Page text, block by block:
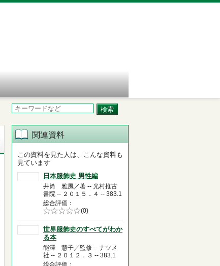
関連資料
この資料を見た人は、こんな資料も
見ています
日本服飾史 男性編
井筒 雅風／著 -- 光村推古
書院 -- ２０１５．４ -- 383.1
総合評価
5段階評価の
0.0
(0)
世界服飾史のすべてがわか
る本
能澤 慧子／監修 -- ナツメ
社 -- ２０１２．３ -- 383.1
総合評価